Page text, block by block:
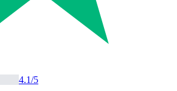
4.1/5